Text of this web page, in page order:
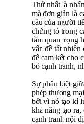
Thứ nhất là
mà đơn giản là
cầu của người
chứng tỏ trong
tầm quan trọng
vấn đề tất nhiên
để cam kết cho
bỏ cạnh tranh,
Sự phân biệt
phép thương
bởi vì nó tạo kỉ
khả năng tạo
cạnh tranh nội